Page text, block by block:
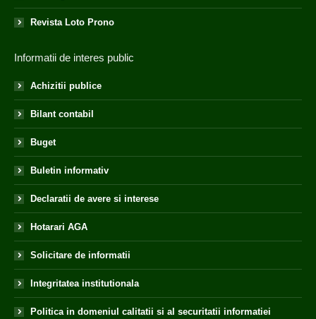
Revista Loto Prono
Informatii de interes public
Achizitii publice
Bilant contabil
Buget
Buletin informativ
Declaratii de avere si interese
Hotarari AGA
Solicitare de informatii
Integritatea institutionala
Politica in domeniul calitatii si al securitatii informatiei